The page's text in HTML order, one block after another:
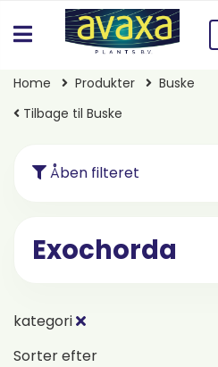
Home Produkter
Buske
Tilbage til Buske
Åben filteret
Exochorda
kategori
Sorter efter